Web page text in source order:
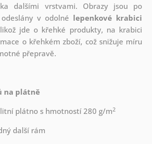
dalšími vrstvami. Obrazy jsou po
v odolné lepenkové krabici
jde o křehké produkty, na krabici
o křehkém zboží, což snižuje míru
přepravě.
na plátně
plátno s hmotností 280 g/m2
další rám